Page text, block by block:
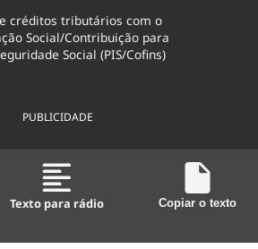
créditos tributários com o
Social/Contribuição para
Social (PIS/Cofins)
PUBLICIDADE
Texto para rádio Copiar o texto